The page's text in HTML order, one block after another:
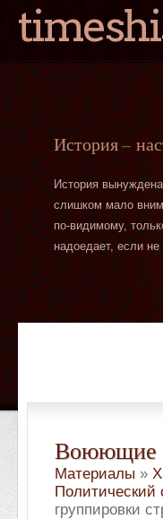
История —
История
слишком мало
по-видимому,
надоедает, если
Воюющие
Материалы »
Политический
группировки